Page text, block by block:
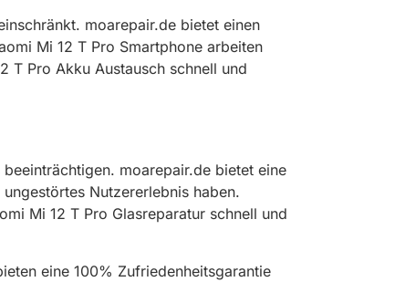
moarepair.de bietet einen
Mi 12 T Pro Smartphone arbeiten
T Pro Akku Austausch schnell und
moarepair.de bietet eine
Nutzererlebnis haben.
Mi 12 T Pro Glasreparatur schnell und
eine 100% Zufriedenheitsgarantie